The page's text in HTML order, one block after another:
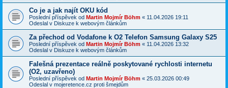
Co je a jak najít OKU kód
Poslední příspěvek od Martin Mojmír Böhm « 11.04.2026 19:11
Odeslal v Diskuze k webovým článkům
Za přechod od Vodafone k O2 Telefon Samsung Galaxy S25
Poslední příspěvek od Martin Mojmír Böhm « 11.04.2026 13:32
Odeslal v Diskuze k webovým článkům
Falešná prezentace reálně poskytované rychlosti internetu
(O2, uzavřeno)
Poslední příspěvek od Martin Mojmír Böhm « 25.03.2026 00:49
Odeslal v mojeretence.cz proti šmejdům